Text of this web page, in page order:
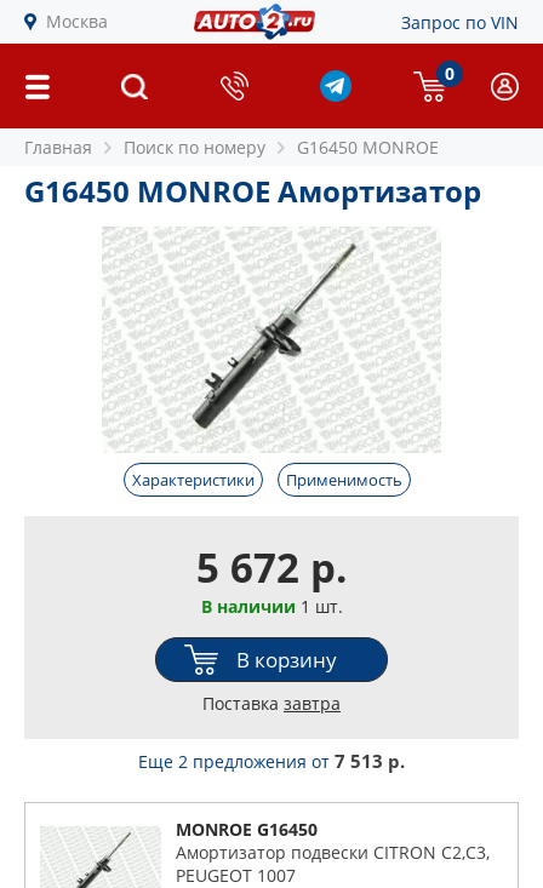
Москва Запрос по VIN
0
Главная Поиск по номеру G16450 MONROE
G16450 MONROE Амортизатор
Характеристики Применимость
5 672 р.
В наличии 1 шт.
В корзину
Поставка завтра
Еще 2 предложения от 7 513 р.
MONROE G16450
Амортизатор подвески CITRON C2,C3,
PEUGEOT 1007